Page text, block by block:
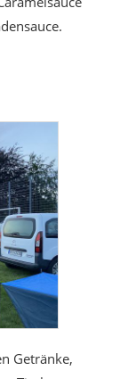
Getränke,